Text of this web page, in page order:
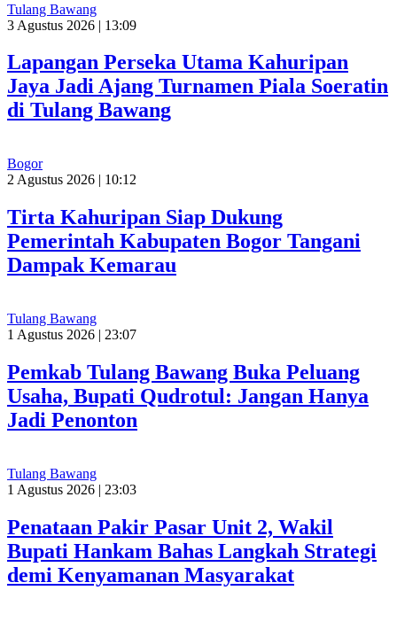
Tulang Bawang
3 Agustus 2026 | 13:09
Lapangan Perseka Utama Kahuripan
Jaya Jadi Ajang Turnamen Piala Soeratin
di Tulang Bawang
Bogor
2 Agustus 2026 | 10:12
Tirta Kahuripan Siap Dukung
Pemerintah Kabupaten Bogor Tangani
Dampak Kemarau
Tulang Bawang
1 Agustus 2026 | 23:07
Pemkab Tulang Bawang Buka Peluang
Usaha, Bupati Qudrotul: Jangan Hanya
Jadi Penonton
Tulang Bawang
1 Agustus 2026 | 23:03
Penataan Pakir Pasar Unit 2, Wakil
Bupati Hankam Bahas Langkah Strategi
demi Kenyamanan Masyarakat